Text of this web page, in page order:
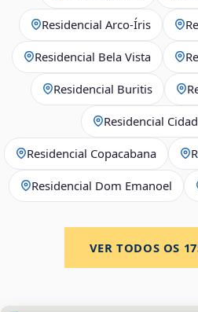
Residencial Arco‑Íris
Residencial Bela Vista
Residencial Buritis
Residencial
Residencial Copacabana
Residencial Dom Emanoel
VER TODOS OS